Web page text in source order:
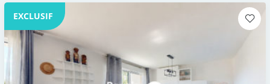
EXCLUSIF